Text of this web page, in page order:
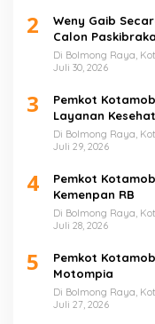
2
Weny Gaib
Calon
Di Bolmong Raya,
Juli 30, 2026
3
Pemkot
Layanan
Di Bolmong Raya,
Juli 29, 2026
4
Pemkot
Kemenpan RB
Di Bolmong Raya,
Juli 28, 2026
5
Pemkot
Motompia
Di Bolmong Raya,
Juli 27, 2026